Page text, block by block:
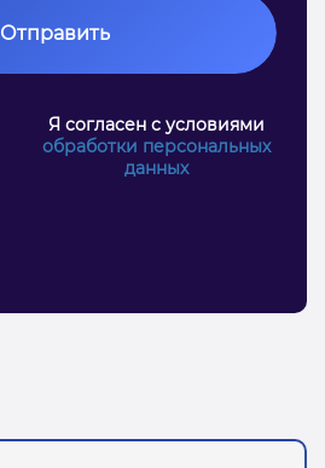
Отправить
Я согласен с условиями
обработки персональных
данных